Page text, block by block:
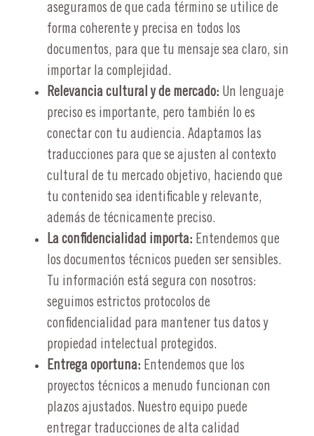
aseguramos de que cada término se utilice de
forma coherente y precisa en todos los
documentos, para que tu mensaje sea claro, sin
importar la complejidad.
Relevancia cultural y de mercado: Un lenguaje
preciso es importante, pero también lo es
conectar con tu audiencia. Adaptamos las
traducciones para que se ajusten al contexto
cultural de tu mercado objetivo, haciendo que
tu contenido sea identificable y relevante,
además de técnicamente preciso.
La confidencialidad importa: Entendemos que
los documentos técnicos pueden ser sensibles.
Tu información está segura con nosotros:
seguimos estrictos protocolos de
confidencialidad para mantener tus datos y
propiedad intelectual protegidos.
Entrega oportuna: Entendemos que los
proyectos técnicos a menudo funcionan con
plazos ajustados. Nuestro equipo puede
entregar traducciones de alta calidad